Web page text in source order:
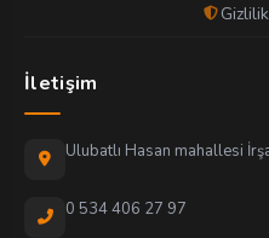
İletişim
Ulubatlı Hasan mahallesi
0 534 406 27 97